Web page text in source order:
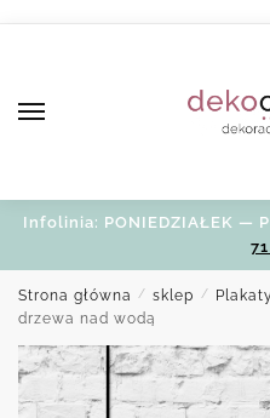
Infolinia: PONIEDZIAŁEK —
Strona główna / sklep /
drzewa nad wodą